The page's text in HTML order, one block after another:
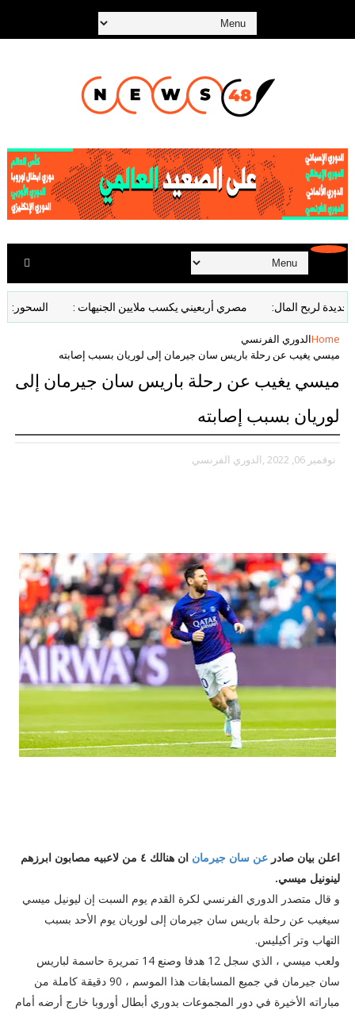
المال: مصري أربعيني يكسب ملايين الجنيهات : السحور: وجبة
Homeالدوري الفرنسي
ميسي يغيب عن رحلة باريس سان جيرمان إلى لوريان بسبب إصابته
ميسي يغيب عن رحلة باريس سان جيرمان إلى
لوريان بسبب إصابته
نوفمبر 06, 2022 ,الدوري الفرنسي
اعلن بيان صادر عن سان جيرمان
ان هنالك ٤ من لاعبيه مصابون ابرزهم
لينونيل ميسي.
و قال متصدر الدوري الفرنسي لكرة القدم يوم السبت إن ليونيل ميسي
سيغيب عن رحلة باريس سان جيرمان إلى لوريان يوم الأحد بسبب
التهاب وتر أكيليس.
ولعب ميسي ، الذي سجل 12 هدفا وصنع 14 تمريرة حاسمة لباريس
سان جيرمان في جميع المسابقات هذا الموسم ، 90 دقيقة كاملة من
مباراته الأخيرة في دور المجموعات بدوري أبطال أوروبا خارج أرضه أمام